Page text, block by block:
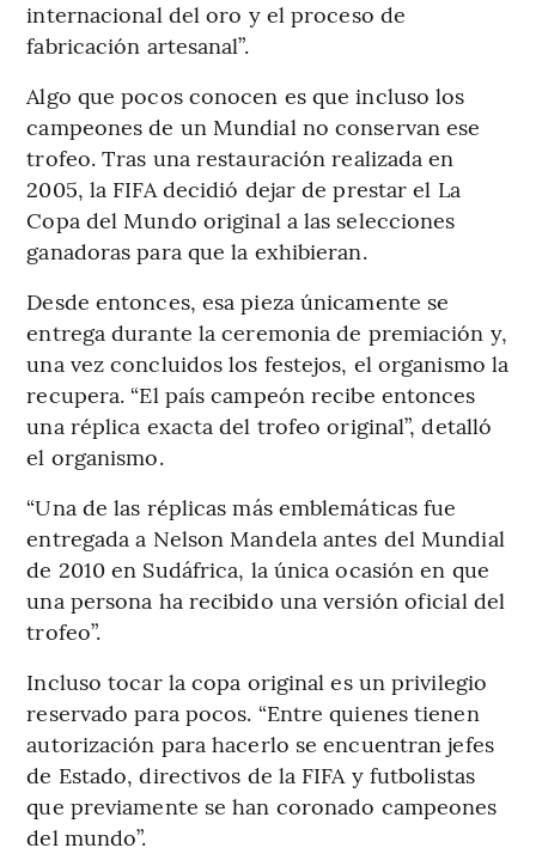
internacional del oro y el proceso de
fabricación artesanal”.
Algo que pocos conocen es que incluso los
campeones de un Mundial no conservan ese
trofeo. Tras una restauración realizada en
2005, la FIFA decidió dejar de prestar el La
Copa del Mundo original a las selecciones
ganadoras para que la exhibieran.
Desde entonces, esa pieza únicamente se
entrega durante la ceremonia de premiación y,
una vez concluidos los festejos, el organismo la
recupera. “El país campeón recibe entonces
una réplica exacta del trofeo original”, detalló
el organismo.
“Una de las réplicas más emblemáticas fue
entregada a Nelson Mandela antes del Mundial
de 2010 en Sudáfrica, la única ocasión en que
una persona ha recibido una versión oficial del
trofeo”.
Incluso tocar la copa original es un privilegio
reservado para pocos. “Entre quienes tienen
autorización para hacerlo se encuentran jefes
de Estado, directivos de la FIFA y futbolistas
que previamente se han coronado campeones
del mundo”.